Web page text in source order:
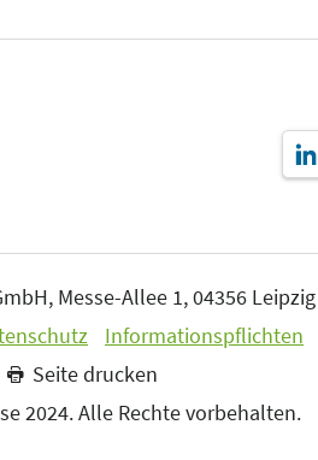
Messe-Allee 1, 04356 Leipzig
Informationspflichten
Seite drucken
2024. Alle Rechte vorbehalten.